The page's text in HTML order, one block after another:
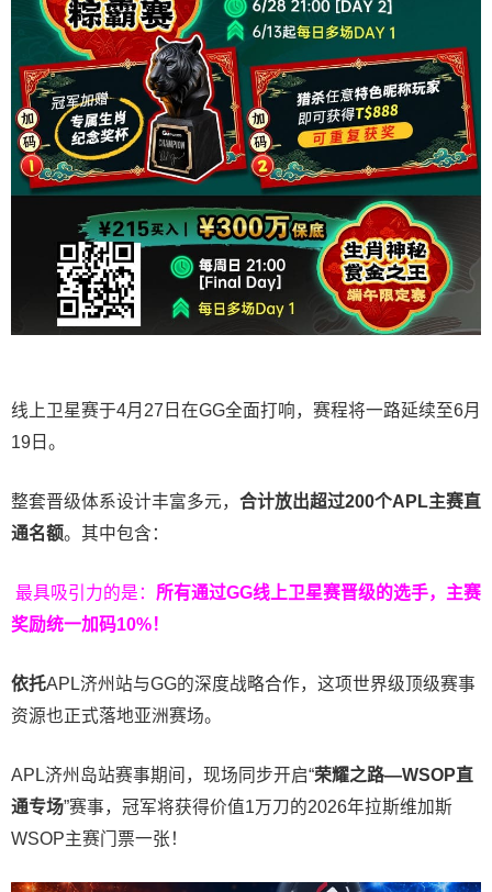
线上卫星赛于4月27日在GG全面打响，赛程将一路延续至6月
19日。
整套晋级体系设计丰富多元， 合计放出超过200个APL主赛直
通名额。其中包含：
最具吸引力的是： 所有通过GG线上卫星赛晋级的选手，主赛
奖励统一加码10%！
依托APL济州站与GG的深度战略合作，这项世界级顶级赛事
资源也正式落地亚洲赛场。
APL济州岛站赛事期间，现场同步开启“荣耀之路—WSOP直
通专场”赛事，冠军将获得价值1万刀的2026年拉斯维加斯
WSOP主赛门票一张！